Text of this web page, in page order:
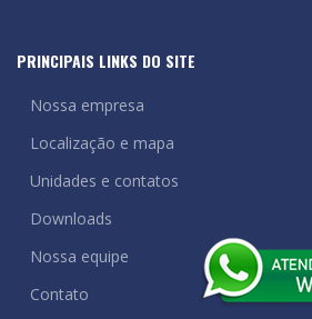
PRINCIPAIS LINKS DO SITE
Nossa empresa
Localização e mapa
Unidades e contatos
Downloads
Nossa equipe
Contato